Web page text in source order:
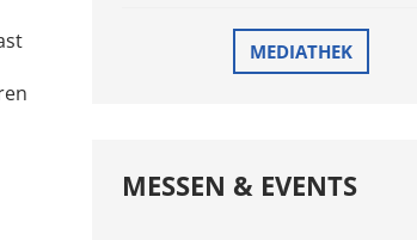
MEDIATHEK
MESSEN & EVENTS